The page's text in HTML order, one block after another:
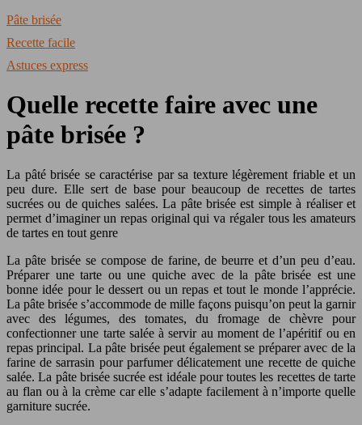
Pâte brisée
Recette facile
Astuces express
Quelle recette faire avec une
pâte brisée ?
La pâté brisée se caractérise par sa texture légèrement friable et un
peu dure. Elle sert de base pour beaucoup de recettes de tartes
sucrées ou de quiches salées. La pâte brisée est simple à réaliser et
permet d’imaginer un repas original qui va régaler tous les amateurs
de tartes en tout genre
La pâte brisée se compose de farine, de beurre et d’un peu d’eau.
Préparer une tarte ou une quiche avec de la pâte brisée est une
bonne idée pour le dessert ou un repas et tout le monde l’apprécie.
La pâte brisée s’accommode de mille façons puisqu’on peut la garnir
avec des légumes, des tomates, du fromage de chèvre pour
confectionner une tarte salée à servir au moment de l’apéritif ou en
repas principal. La pâte brisée peut également se préparer avec de la
farine de sarrasin pour parfumer délicatement une recette de quiche
salée. La pâte brisée sucrée est idéale pour toutes les recettes de tarte
au flan ou à la crème car elle s’adapte facilement à n’importe quelle
garniture sucrée.